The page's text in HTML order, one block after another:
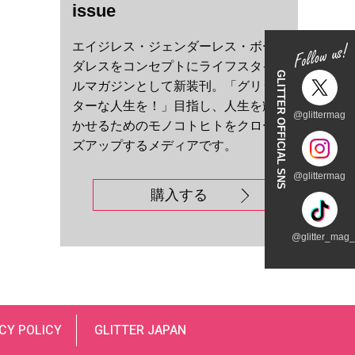
GLITTER OFFICIAL SNS @glittermag
@glittermag
issue
エイジレス・ジェンダーレス・ボー
ダレスをコンセプトにライフスタイ
ルマガジンとして新装刊。「グリッ
ターな人生を！」目指し、人生を輝
かせるためのモノコトヒトをクロー
ズアップするメディアです。
購入する
POLICY GLITTER JAPAN